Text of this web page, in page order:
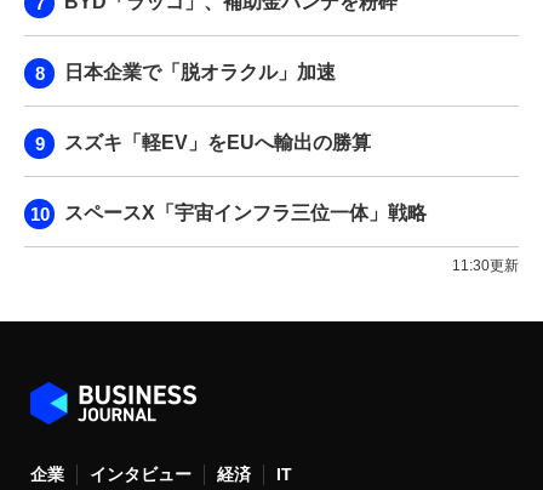
日本企業で「脱オラクル」加速
スズキ「軽EV」をEUへ輸出の勝算
スペースX「宇宙インフラ三位一体」戦略
11:30更新
企業 インタビュー 経済 IT